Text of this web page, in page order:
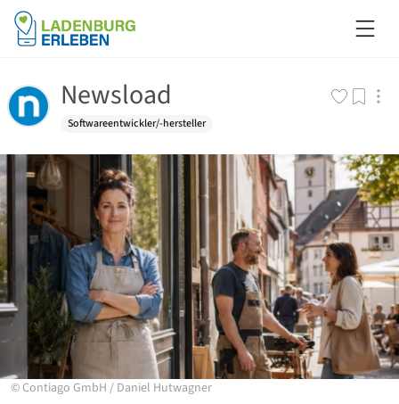
Newsload
Softwareentwickler/-hersteller
©Contiago GmbH / Daniel Hutwagner